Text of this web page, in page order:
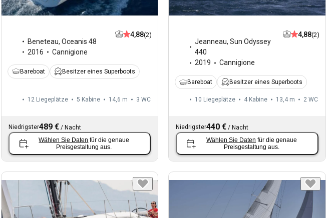
Beneteau, Oceanis 48
2016
Cannigione
4,88(2)
Bareboat Besitzer eines Superboots
12 Liegeplätze 5 Kabine 14,6 m 3 WC
Niedrigster489 €/ Nacht
Wählen Sie Daten für die genaue
Preisgestaltung aus.
Jeanneau,Sun Odyssey
440
2019
Cannigione
4,88(2)
Bareboat Besitzer eines Superboots
10 Liegeplätze 4 Kabine 13,4 m 2 WC
Niedrigster440 € / Nacht
Wählen Sie Daten für die genaue
Preisgestaltung aus.